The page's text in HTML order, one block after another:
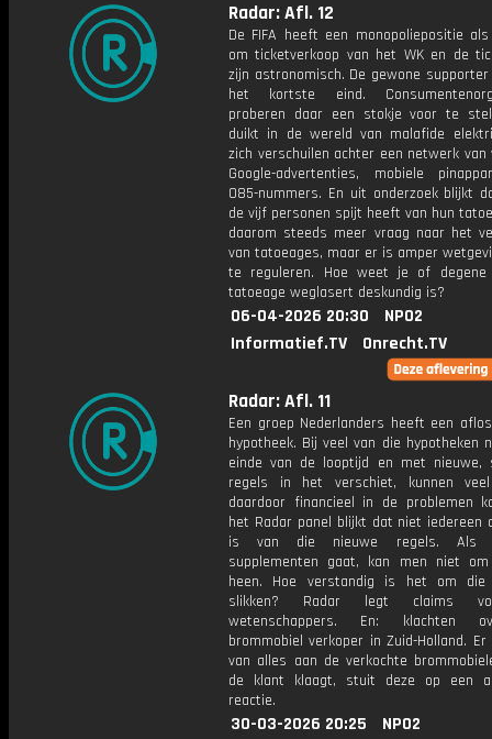
Radar: Afl. 12
De FIFA heeft een monopoliepositie
om ticketverkoop van het WK en de
zijn astronomisch. De gewone
het kortste eind.
proberen daar een stokje voor te
duikt in de wereld van malafide
zich verschuilen achter een netwerk
Google-advertenties, mobiele
085-nummers. En uit onderzoek blijkt
de vijf personen spijt heeft van hun
daarom steeds meer vraag naar het
van tatoeages, maar er is amper
te reguleren. Hoe weet je of
tatoeage weglasert deskundig is?
06-04-2026 20:30
NPO2
Informatief.TV
Onrecht.TV
Radar: Afl. 11
Een groep Nederlanders heeft een
hypotheek. Bij veel van die hypotheken
einde van de looptijd en met nieuwe,
regels in het verschiet, kunnen
daardoor financieel in de problemen
het Radar panel blijkt dat niet iedereen
is van die nieuwe regels. Als
supplementen gaat, kan men niet om
heen. Hoe verstandig is het om
slikken? Radar legt claims
wetenschappers. En: klachten
brommobiel verkoper in Zuid-Holland.
van alles aan de verkochte
de klant klaagt, stuit deze op een
reactie.
30-03-2026 20:25
NPO2